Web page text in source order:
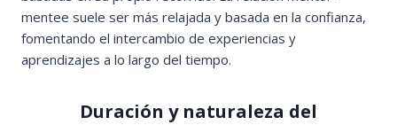
mentee suele ser más relajada y basada en la confianza,
fomentando el intercambio de experiencias y
aprendizajes a lo largo del tiempo.
Duración y naturaleza del